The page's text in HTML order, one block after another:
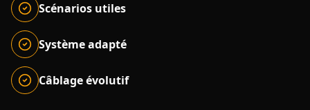
Scénarios utiles
Système adapté
Câblage évolutif